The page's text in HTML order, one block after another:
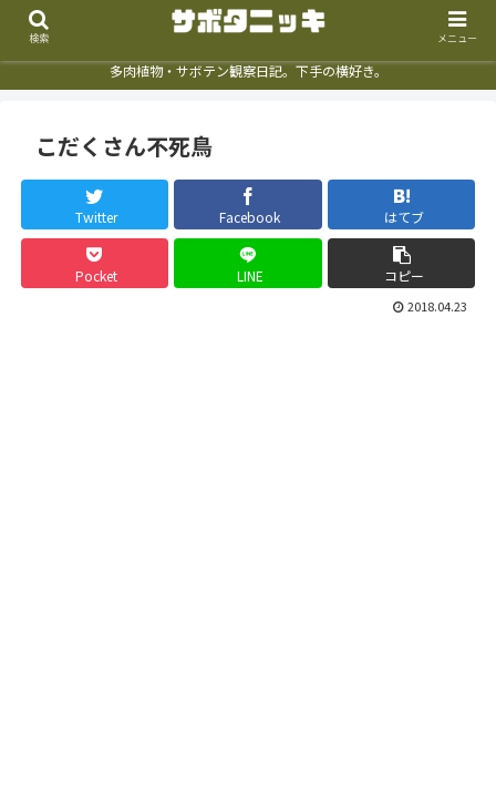
多肉植物・サボテン観察日記。下手の横好き。
こだくさん不死鳥
Twitter Facebook はてブ
Pocket LINE コピー
2018.04.23
検索 メニュー